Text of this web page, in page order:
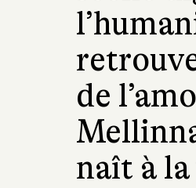
de
naît à